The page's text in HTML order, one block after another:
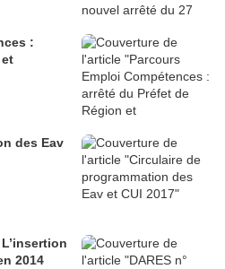
:
des Eav
2014